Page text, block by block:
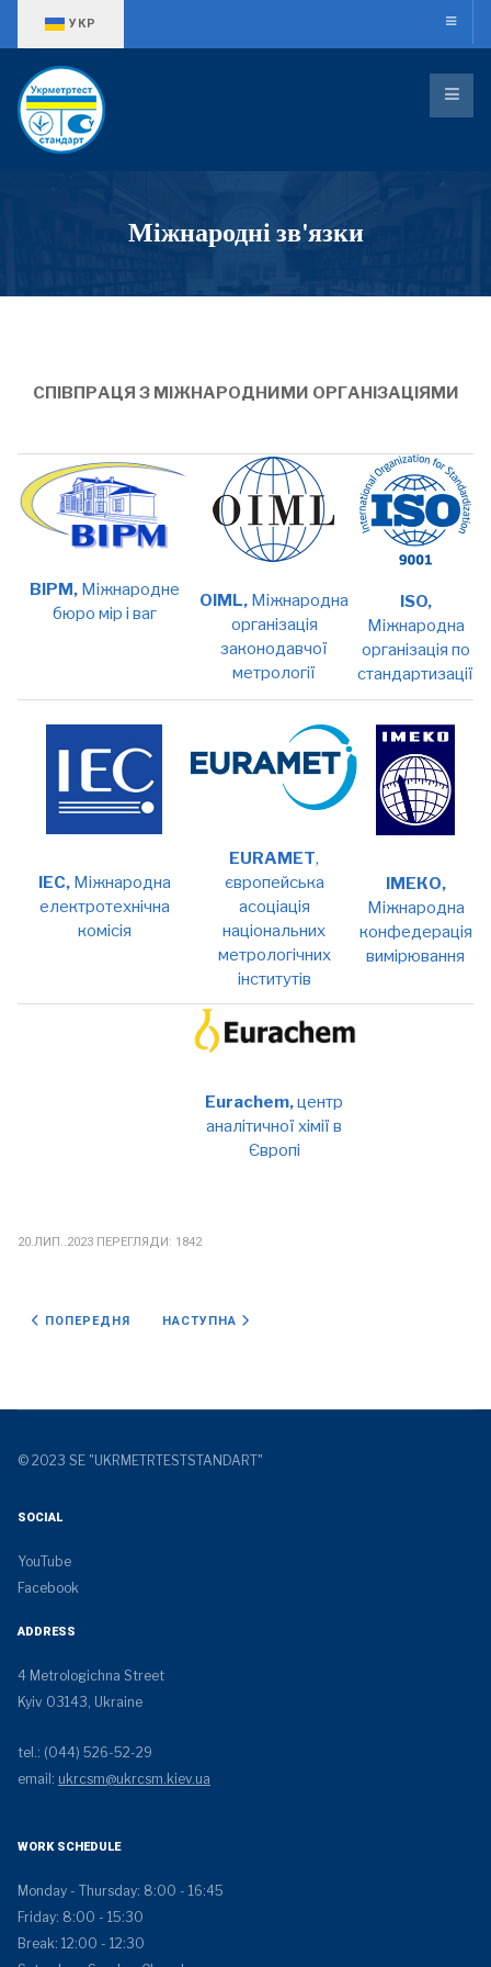
УКР
Міжнародні зв'язки
СПІВПРАЦЯ З МІЖНАРОДНИМИ ОРГАНІЗАЦІЯМИ
BIPM, Міжнародне
бюро мір і ваг
OIML, Міжнародна
організація
законодавчої
метрології
ISO,
Міжнародна
організація по
стандартизації
IEC,Міжнародна
електротехнічна
комісія
EURAMET,
європейська
асоціація
національних
метрологічних
інститутів
ІМЕКО,
Міжнародна
конфедерація
вимірювання
Eurachem,центр
аналітичної хімії в
Європі
20.ЛИП..2023 ПЕРЕГЛЯДИ: 1842
ПОПЕРЕДНЯ СТАТТЯ: INTERNATIONAL RELATIONS
ПОПЕРЕДНЯ НАСТУПНА СТАТТЯ: КАЛІБРУВАЛЬНІ ТА
НАСТУПНА
© 2023 SE "UKRMETRTESTSTANDART"
SOCIAL
YouTube
Facebook
ADDRESS
4 Metrologichna Street
Kyiv 03143, Ukraine
tel.: (044) 526-52-29
email: ukrcsm@ukrcsm.kiev.ua
WORK SCHEDULE
Monday - Thursday: 8:00 - 16:45
Friday: 8:00 - 15:30
Break: 12:00 - 12:30